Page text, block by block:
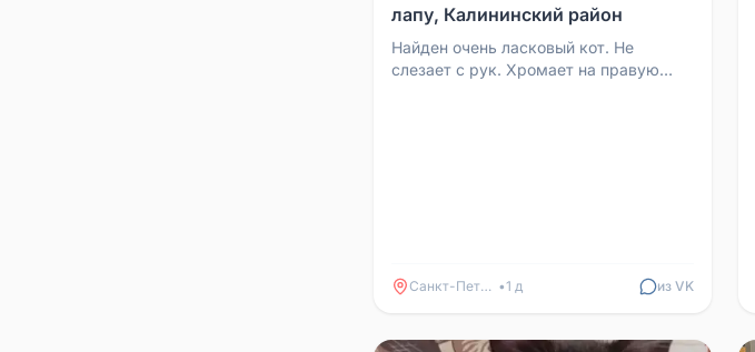
лапу, Калининский район
Найден очень ласковый кот. Не
слезает с рук. Хромает на правую
Санкт-Петербург •1 д из VK